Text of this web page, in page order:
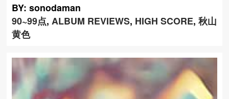
BY: sonodaman
90~99点,ALBUM REVIEWS, HIGH SCORE,秋山
黄色